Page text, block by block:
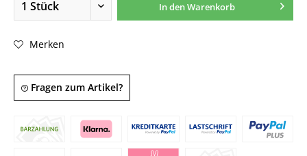
In denWarenkorb
Merken
Fragen zum Artikel?